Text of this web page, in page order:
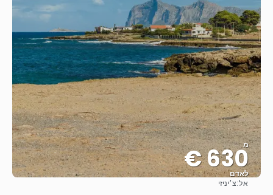
מ
630 €
לאדם
אל:צ׳יניזי